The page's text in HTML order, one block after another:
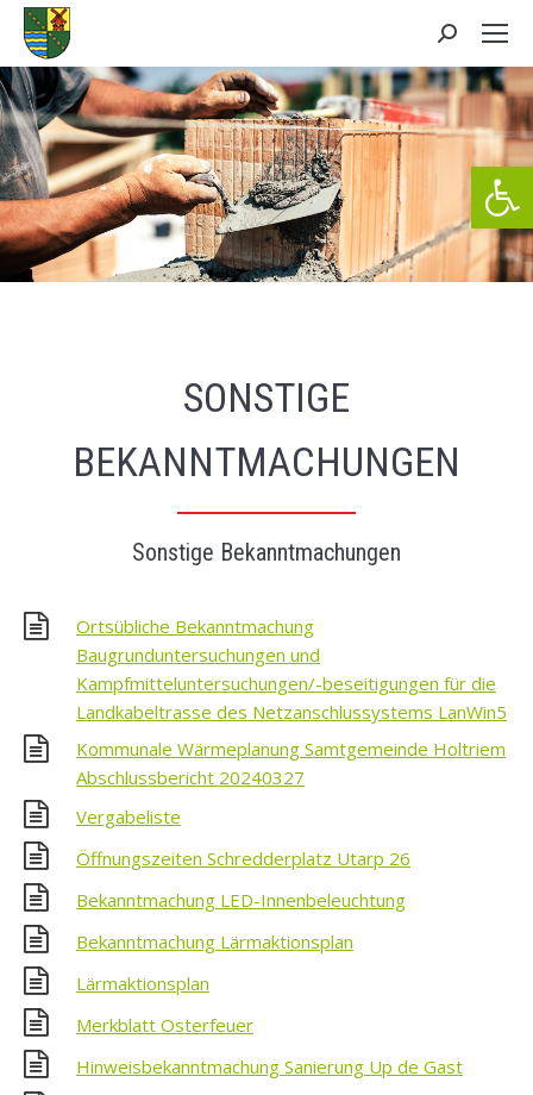
Search:
SONSTIGE
BEKANNTMACHUNGEN
Sonstige Bekanntmachungen
Ortsübliche Bekanntmachung
Baugrunduntersuchungen und
Kampfmitteluntersuchungen/-beseitigungen für die
Landkabeltrasse des Netzanschlussystems LanWin5
Kommunale Wärmeplanung Samtgemeinde Holtriem
Abschlussbericht 20240327
Vergabeliste
Öffnungszeiten Schredderplatz Utarp 26
Bekanntmachung LED-Innenbeleuchtung
Bekanntmachung Lärmaktionsplan
Lärmaktionsplan
Merkblatt Osterfeuer
Hinweisbekanntmachung Sanierung Up de Gast